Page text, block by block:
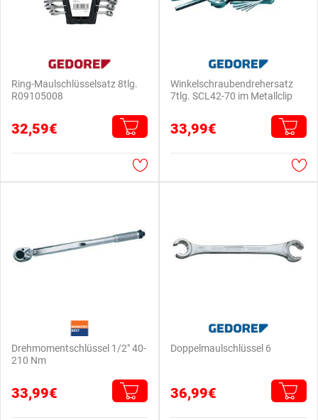
Ring-Maulschlüsselsatz 8tlg.
R09105008
32,59€
Winkelschraubendrehersatz
7tlg. SCL42-70 im Metallclip
33,99€
Drehmomentschlüssel 1/2" 40-
210 Nm
33,99€
Doppelmaulschlüssel 6
36,99€